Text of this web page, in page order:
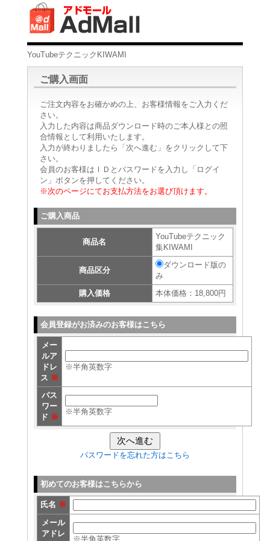
YouTubeテクニックKIWAMI
ご購入画面
ご注文内容をお確かめの上、お客様情報をご入力くだ
さい。
入力した内容は商品ダウンロード時のご本人様との照
合情報として利用いたします。
入力が終わりましたら「次へ進む」をクリックして下
さい。
会員のお客様はＩＤとパスワードを入力し「ログイ
ン」ボタンを押してください。
※次のページにてお支払方法をお選び頂けます。
ご購入商品
商品名
YouTubeテクニック
集KIWAMI
商品区分
ダウンロード版の
み
購入価格
本体価格：18,800円
会員登録がお済みのお客様はこちら
メー
ルア
ドレ
ス ※
※半角英数字
パス
ワー
ド ※
※半角英数字
パスワードを忘れた方はこちら
初めてのお客様はこちらから
氏名 ※
メール
アドレ
※半角英数字